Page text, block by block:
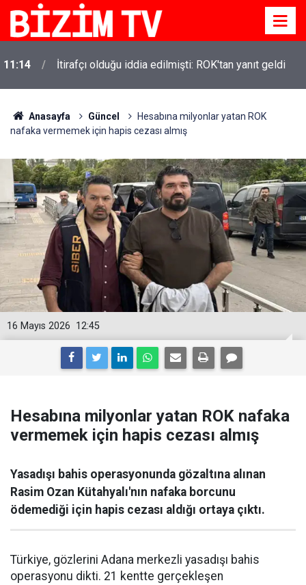
11:14 İtirafçı olduğu iddia edilmişti: ROK'tan yanıt geldi
Anasayfa Güncel
Hesabına milyonlar yatan ROK
nafaka vermemek için hapis cezası almış
12:45
16 Mayıs 2026
Hesabına milyonlar yatan ROK nafaka
vermemek için hapis cezası almış
Yasadışı bahis operasyonunda gözaltına alınan
Rasim Ozan Kütahyalı'nın nafaka borcunu
ödemediği için hapis cezası aldığı ortaya çıktı.
Türkiye, gözlerini Adana merkezli yasadışı bahis
operasyonu dikti. 21 kentte gerçekleşen